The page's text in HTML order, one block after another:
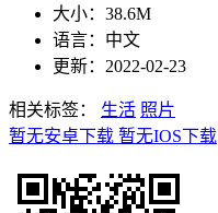
大小：38.6M
语言：中文
更新：2022-02-23
相关标签： 生活 照片
暂无安卓下载 暂无IOS下载